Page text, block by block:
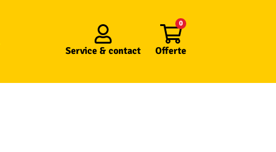
Service & contact Offerte
0